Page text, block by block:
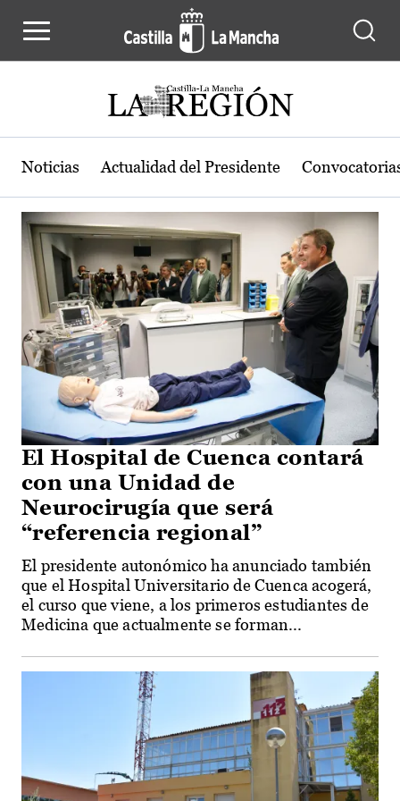
Actualidad de la región de Castilla-
Noticias Actualidad del Presidente
El Hospital de Cuenca contará
con una Unidad de
Neurocirugía que será
“referencia regional”
El presidente autonómico ha anunciado también
que el Hospital Universitario de Cuenca acogerá,
el curso que viene, a los primeros estudiantes de
Medicina que actualmente se forman...